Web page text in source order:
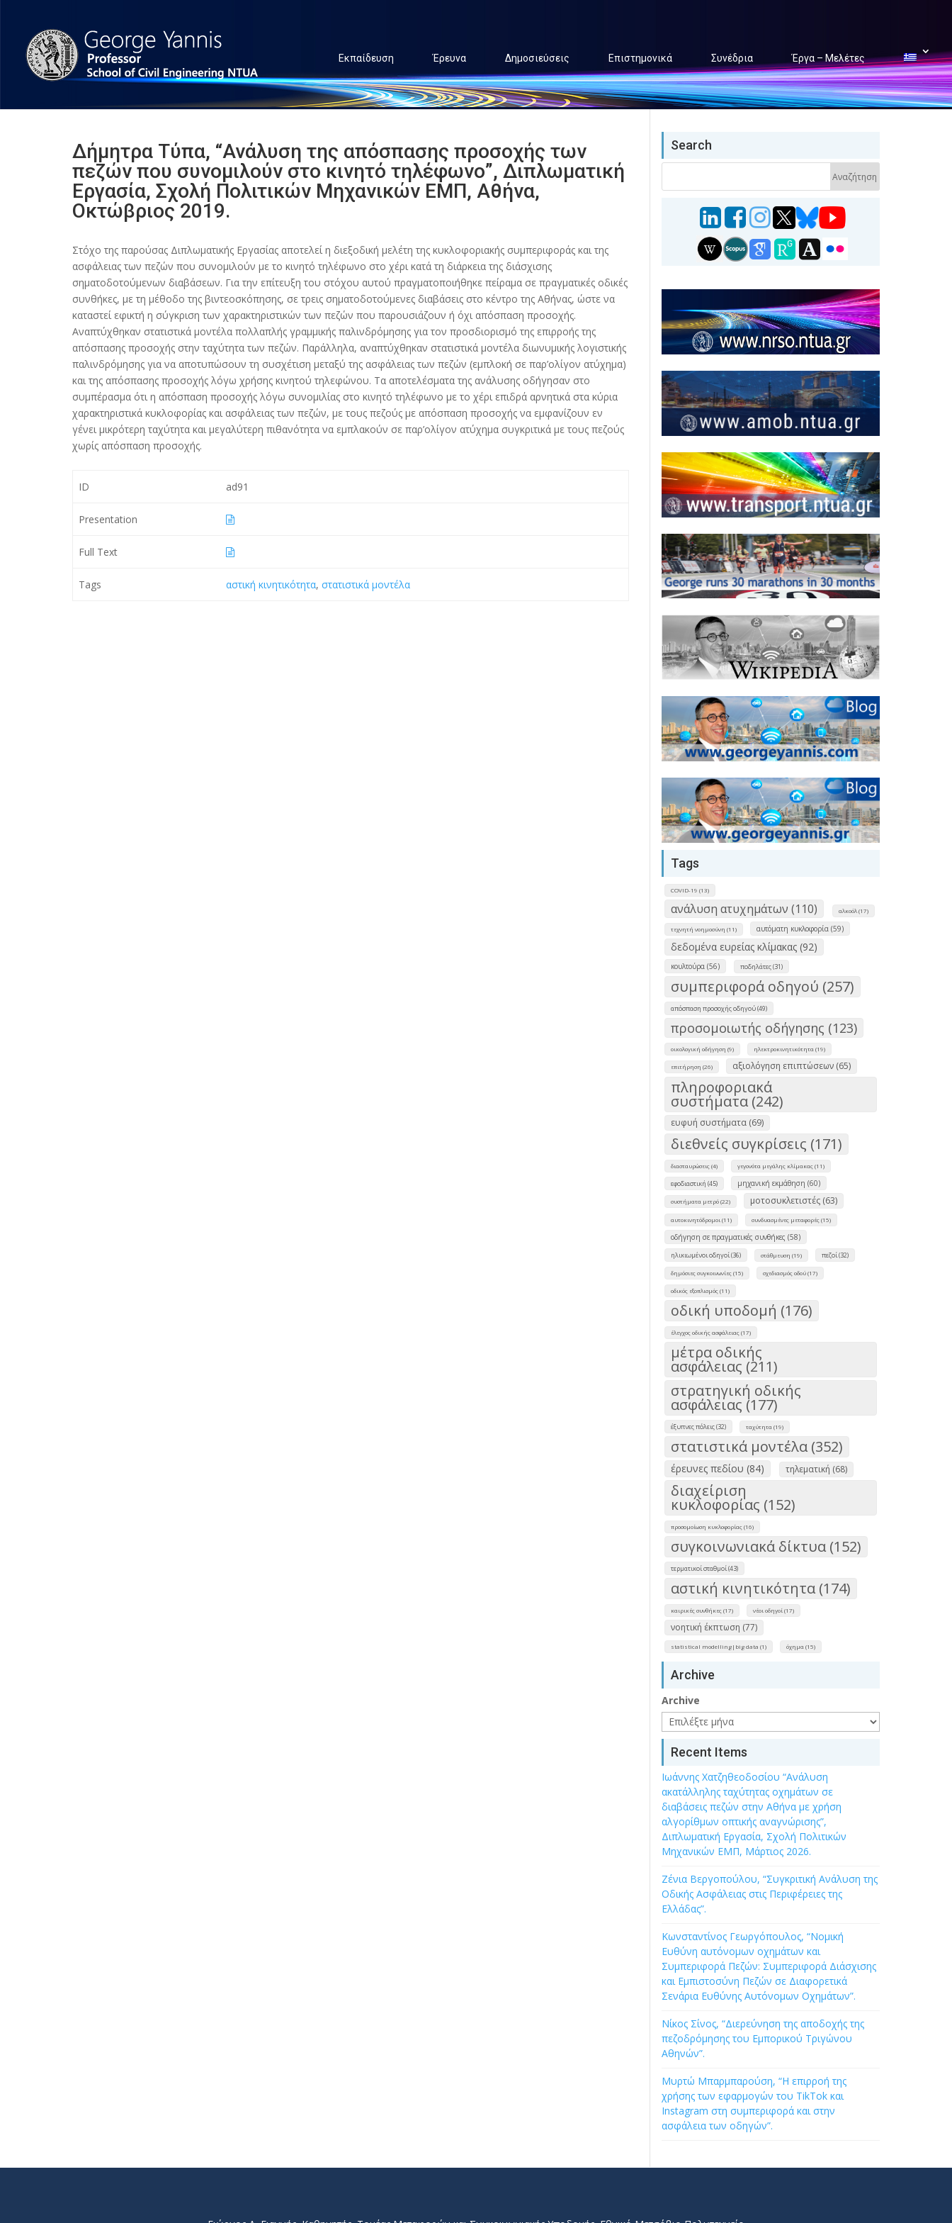
Εκπαίδευση Έρευνα Δημοσιεύσεις Επιστημονικά Συνέδρια Έργα – Μελέτες
Δήμητρα Τύπα, “Ανάλυση της απόσπασης προσοχής των
πεζών που συνομιλούν στο κινητό τηλέφωνο”, Διπλωματική
Εργασία, Σχολή Πολιτικών Μηχανικών ΕΜΠ, Αθήνα,
Οκτώβριος 2019.
Στόχο της παρούσας Διπλωματικής Εργασίας αποτελεί η διεξοδική μελέτη της κυκλοφοριακής συμπεριφοράς και της
ασφάλειας των πεζών που συνομιλούν με το κινητό τηλέφωνο στο χέρι κατά τη διάρκεια της διάσχισης
σηματοδοτούμενων διαβάσεων. Για την επίτευξη του στόχου αυτού πραγματοποιήθηκε πείραμα σε πραγματικές οδικές
συνθήκες, με τη μέθοδο της βιντεοσκόπησης, σε τρεις σηματοδοτούμενες διαβάσεις στο κέντρο της Αθήνας, ώστε να
καταστεί εφικτή η σύγκριση των χαρακτηριστικών των πεζών που παρουσιάζουν ή όχι απόσπαση προσοχής.
Αναπτύχθηκαν στατιστικά μοντέλα πολλαπλής γραμμικής παλινδρόμησης για τον προσδιορισμό της επιρροής της
απόσπασης προσοχής στην ταχύτητα των πεζών. Παράλληλα, αναπτύχθηκαν στατιστικά μοντέλα διωνυμικής λογιστικής
παλινδρόμησης για να αποτυπώσουν τη συσχέτιση μεταξύ της ασφάλειας των πεζών (εμπλοκή σε παρ’ολίγον ατύχημα)
και της απόσπασης προσοχής λόγω χρήσης κινητού τηλεφώνου. Τα αποτελέσματα της ανάλυσης οδήγησαν στο
συμπέρασμα ότι η απόσπαση προσοχής λόγω συνομιλίας στο κινητό τηλέφωνο με το χέρι επιδρά αρνητικά στα κύρια
χαρακτηριστικά κυκλοφορίας και ασφάλειας των πεζών, με τους πεζούς με απόσπαση προσοχής να εμφανίζουν εν
γένει μικρότερη ταχύτητα και μεγαλύτερη πιθανότητα να εμπλακούν σε παρ’ολίγον ατύχημα συγκριτικά με τους πεζούς
χωρίς απόσπαση προσοχής.
ID ad91
Presentation
Full Text
Tags αστική κινητικότητα,στατιστικά μοντέλα
Search
Tags
COVID-19 (13)
ανάλυση ατυχημάτων (110) αλκοόλ (17)
τεχνητή νοημοσύνη (11) αυτόματη κυκλοφορία (59)
δεδομένα ευρείας κλίμακας (92)
κουλτούρα (56) ποδηλάτες (31)
συμπεριφορά οδηγού (257)
απόσπαση προσοχής οδηγού (49)
προσομοιωτής οδήγησης (123)
οικολογική οδήγηση (9) ηλεκτροκινητικότητα (19)
επιτήρηση (26) αξιολόγηση επιπτώσεων (65)
πληροφοριακά
συστήματα (242)
ευφυή συστήματα (69)
διεθνείς συγκρίσεις (171)
διασταυρώσεις (4) γεγονότα μεγάλης κλίμακας (11)
εφοδιαστική (45) μηχανική εκμάθηση (60)
συστήματα μετρό (22) μοτοσυκλετιστές (63)
αυτοκινητόδρομοι (11) συνδυασμένες μεταφορές (15)
οδήγηση σε πραγματικές συνθήκες (58)
ηλικιωμένοι οδηγοί (36) στάθμευση (19) πεζοί (32)
δημόσιες συγκοινωνίες (15) σχεδιασμός οδού (17)
οδικός εξοπλισμός (11)
οδική υποδομή (176)
έλεγχος οδικής ασφάλειας (17)
μέτρα οδικής
ασφάλειας (211)
στρατηγική οδικής
ασφάλειας (177)
έξυπνες πόλεις (32) ταχύτητα (19)
στατιστικά μοντέλα (352)
έρευνες πεδίου (84) τηλεματική (68)
διαχείριση
κυκλοφορίας (152)
προσομοίωση κυκλοφορίας (16)
συγκοινωνιακά δίκτυα (152)
τερματικοί σταθμοί (43)
αστική κινητικότητα (174)
καιρικές συνθήκες (17) νέοι οδηγοί (17)
νοητική έκπτωση (77)
statistical modelling|big data (1) όχημα (15)
Archive
Archive
Recent Items
Ιωάννης Χατζηθεοδοσίου “Ανάλυση
ακατάλληλης ταχύτητας οχημάτων σε
διαβάσεις πεζών στην Αθήνα με χρήση
αλγορίθμων οπτικής αναγνώρισης”,
Διπλωματική Εργασία, Σχολή Πολιτικών
Μηχανικών ΕΜΠ, Μάρτιος 2026.
Ζένια Βεργοπούλου, “Συγκριτική Ανάλυση της
Οδικής Ασφάλειας στις Περιφέρειες της
Ελλάδας”.
Κωνσταντίνος Γεωργόπουλος, “Νομική
Ευθύνη αυτόνομων οχημάτων και
Συμπεριφορά Πεζών: Συμπεριφορά Διάσχισης
και Εμπιστοσύνη Πεζών σε Διαφορετικά
Σενάρια Ευθύνης Αυτόνομων Οχημάτων”.
Νίκος Σίνος, “Διερεύνηση της αποδοχής της
πεζοδρόμησης του Εμπορικού Τριγώνου
Αθηνών”.
Μυρτώ Μπαρμπαρούση, “Η επιρροή της
χρήσης των εφαρμογών του TikTok και
Instagram στη συμπεριφορά και στην
ασφάλεια των οδηγών”.